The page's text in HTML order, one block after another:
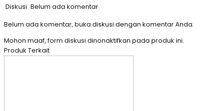
Diskusi Belum ada komentar
Belum ada komentar, buka diskusi dengan komentar Anda.
Mohon maaf, form diskusi dinonaktifkan pada produk ini.
Produk Terkait